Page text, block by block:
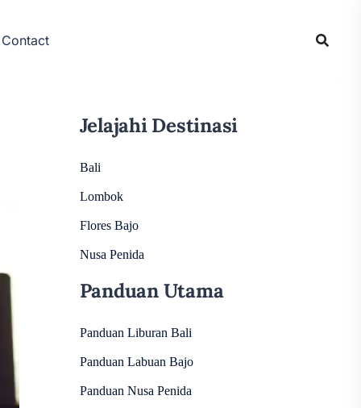
Contact
Jelajahi Destinasi
Bali
Lombok
Flores Bajo
Nusa Penida
Panduan Utama
Panduan Liburan Bali
Panduan Labuan Bajo
Panduan Nusa Penida